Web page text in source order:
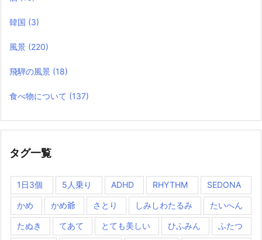
韓国 (3)
風景 (220)
飛騨の風景 (18)
食べ物について (137)
タグ一覧
1日3個 5人乗り ADHD RHYTHM SEDONA
かめ かめ爺 さとり しみしわたるみ たいへん
たぬき てあて とても美しい ひふみん ふたつ